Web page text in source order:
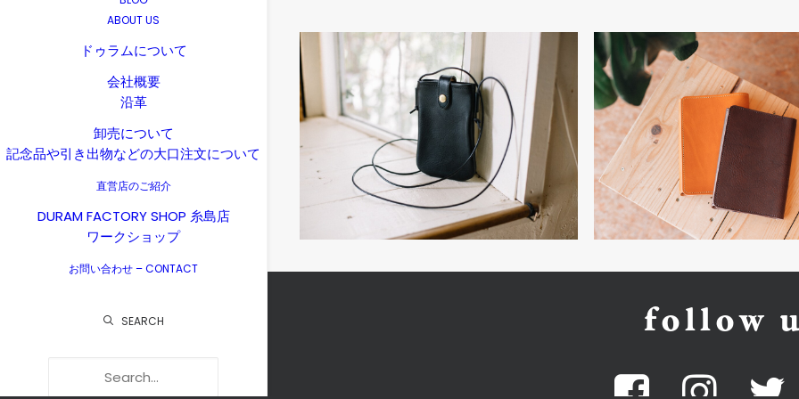
ABOUT US
ドゥラムについて
会社概要
沿革
卸売について
記念品や引き出物などの大口注文について
直営店のご紹介
DURAM FACTORY SHOP 糸島店
ワークショップ
お問い合わせ – CONTACT
SEARCH follow